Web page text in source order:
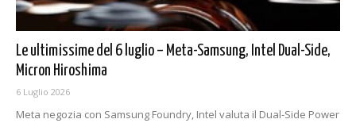
Le ultimissime del 6 luglio – Meta-Samsung, Intel Dual-Side,
Micron Hiroshima
6 Luglio 2026
Meta negozia con Samsung Foundry, Intel valuta il Dual-Side Power